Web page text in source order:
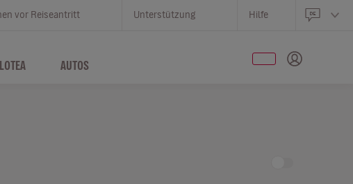
vor Reiseantritt Unterstützung Hilfe
AUTOS